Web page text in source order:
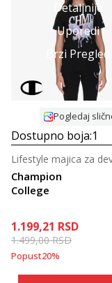
Detaljnije
Uporedi
Brzi Pregled
Pogledaj
Dostupno boja:1
Champion
College
Lifestyle majica za
1.199,21 RSD
1.499,00RSD
Popust20%